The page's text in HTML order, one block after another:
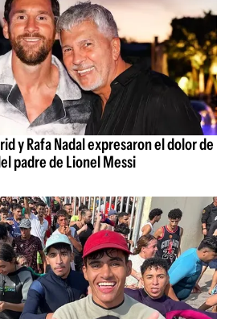
y Rafa Nadal expresaron el dolor de
padre de Lionel Messi